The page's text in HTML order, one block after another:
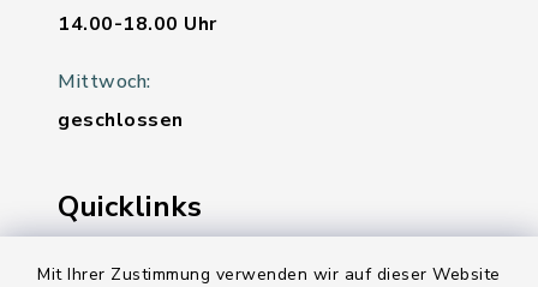
Mit Ihrer Zustimmung verwenden wir auf dieser Website
14.00-18.00 Uhr
Mittwoch:
geschlossen
Quicklinks
Ihre Behördennummer 115